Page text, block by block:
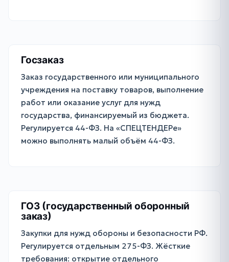
Госзаказ
Заказ государственного или муниципального
учреждения на поставку товаров, выполнение
работ или оказание услуг для нужд
государства, финансируемый из бюджета.
Регулируется 44-ФЗ. На «СПЕЦТЕНДЕРе»
можно выполнять малый объём 44-ФЗ.
ГОЗ (государственный оборонный
заказ)
Закупки для нужд обороны и безопасности РФ.
Регулируется отдельным 275-ФЗ. Жёсткие
требования: открытие отдельного